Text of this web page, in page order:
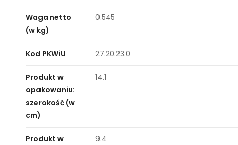
Waga netto
(w kg)
0.545
Kod PKWiU 27.20.23.0
Produkt w
opakowaniu:
szerokość (w
cm)
14.1
Produkt w
9.4